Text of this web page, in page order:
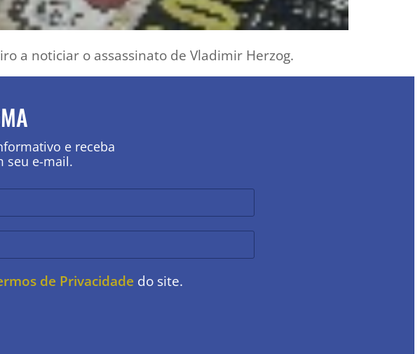
a noticiar o assassinato de Vladimir Herzog.
e receba
seu e-mail.
de Privacidade do site.